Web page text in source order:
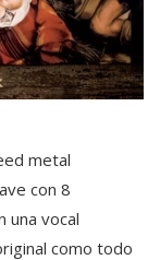
metal
con 8
una vocal
como todo